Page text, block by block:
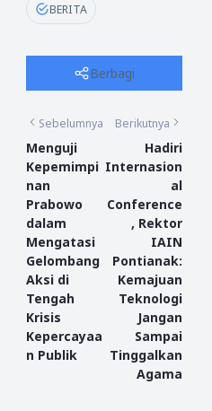
BERITA
Berbagi
Sebelumnya
Menguji
Kepemimpi
nan
Prabowo
dalam
Mengatasi
Gelombang
Aksi di
Tengah
Krisis
Kepercayaa
n Publik
Berikutnya
Hadiri
Internasion
al
Conference
, Rektor
IAIN
Pontianak:
Kemajuan
Teknologi
Jangan
Sampai
Tinggalkan
Agama